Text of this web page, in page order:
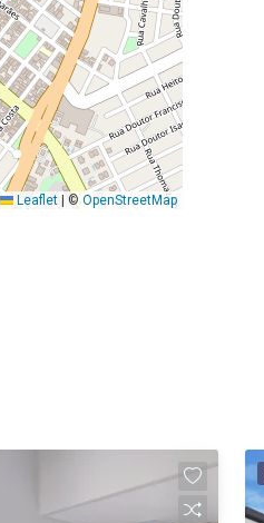
Leaflet | © OpenStreetMap